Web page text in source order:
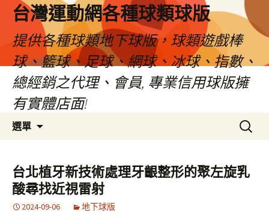
台灣運動網各種球類球版
提供各種球類地下球版，球類遊戲棒
球、籃球、足球、網球、冰球、指數、
總經銷之代理、會員, 專業信用球版擁
有實體店面!
選單
容
區
搜
尋
鍵
字:
台北植牙新技術處理牙齦整形的聚左旋乳
酸尋找近視雷射
2024-09-06 地下球版